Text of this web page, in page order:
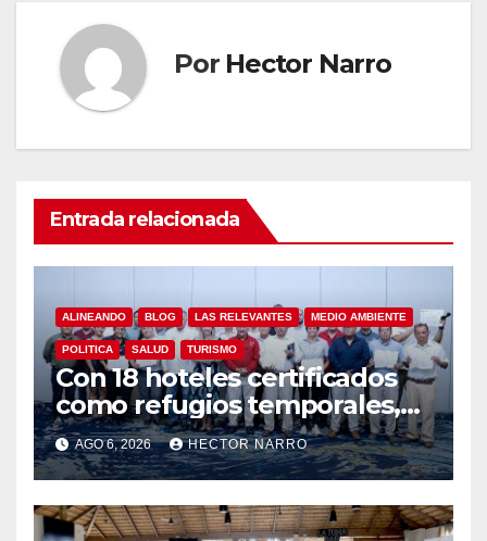
Por Hector Narro
Entrada relacionada
ALINEANDO BLOG LAS RELEVANTES MEDIO AMBIENTE
POLITICA SALUD TURISMO
Con 18 hoteles certificados
como refugios temporales,
Gobierno de Los Cabos
refuerza la prevención y
garantiza un destino seguro
AGO 6, 2026 HECTOR NARRO